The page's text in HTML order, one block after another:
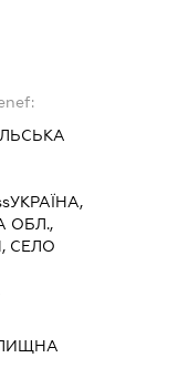
УКРАЇНА,
ОБЛ.,
СЕЛО